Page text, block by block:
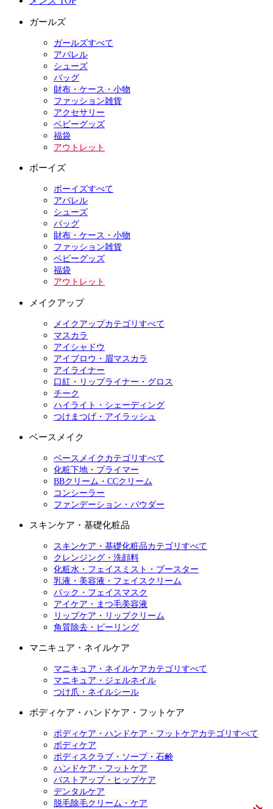
ガールズ
ガールズすべて
アパレル
シューズ
バッグ
財布・ケース・小物
ファッション雑貨
アクセサリー
ベビーグッズ
福袋
アウトレット
ボーイズ
ボーイズすべて
アパレル
シューズ
バッグ
財布・ケース・小物
ファッション雑貨
ベビーグッズ
福袋
アウトレット
メイクアップ
メイクアップカテゴリすべて
マスカラ
アイシャドウ
アイブロウ・眉マスカラ
アイライナー
口紅・リップライナー・グロス
チーク
ハイライト・シェーディング
つけまつげ・アイラッシュ
ベースメイク
ベースメイクカテゴリすべて
化粧下地・プライマー
BBクリーム・CCクリーム
コンシーラー
ファンデーション・パウダー
スキンケア・基礎化粧品
スキンケア・基礎化粧品カテゴリすべて
クレンジング・洗顔料
化粧水・フェイスミスト・ブースター
乳液・美容液・フェイスクリーム
パック・フェイスマスク
アイケア・まつ毛美容液
リップケア・リップクリーム
角質除去・ピーリング
マニキュア・ネイルケア
マニキュア・ネイルケアカテゴリすべて
マニキュア・ジェルネイル
つけ爪・ネイルシール
ボディケア・ハンドケア・フットケア
ボディケア・ハンドケア・フットケアカテゴリすべて
ボディケア
ボディスクラブ・ソープ・石鹸
ハンドケア・フットケア
バストアップ・ヒップケア
デンタルケア
脱毛除毛クリーム・ケア